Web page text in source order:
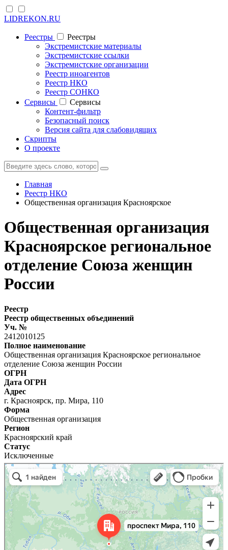
LIDREKON.RU
Реестры
Реестры
Экстремистские материалы
Экстремистские ссылки
Экстремистские организации
Реестр иноагентов
Реестр НКО
Реестр СОНКО
Cервисы
Cервисы
Контент-фильтр
Безопасный поиск
Версия сайта для слабовидящих
Скрипты
О проекте
Главная
Реестр НКО
Общественная организация Красноярское
Общественная организация
Красноярское региональное
отделение Союза женщин
России
Реестр
Реестр общественных объединений
Уч. №
2412010125
Полное наименование
Общественная организация Красноярское региональное
отделение Союза женщин России
ОГРН
Дата ОГРН
Адрес
г. Красноярск, пр. Мира, 110
Форма
Общественная организация
Регион
Красноярский край
Статус
Исключенные